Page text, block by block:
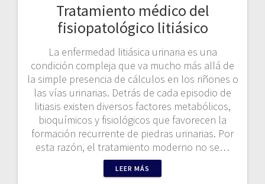
Tratamiento médico del
fisiopatológico litiásico
La enfermedad litiásica urinaria es una
condición compleja que va mucho más allá de
la simple presencia de cálculos en los riñones o
las vías urinarias. Detrás de cada episodio de
litiasis existen diversos factores metabólicos,
bioquímicos y fisiológicos que favorecen la
formación recurrente de piedras urinarias. Por
esta razón, el tratamiento moderno no se…
LEER MÁS